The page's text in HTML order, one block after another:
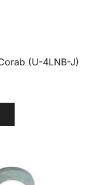
(U-4LNB-J)